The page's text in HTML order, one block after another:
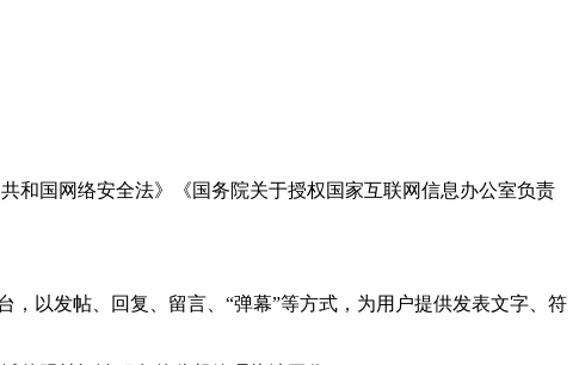
和国网络安全法》《国务院关于授权国家互联网信息办公室负责
以发帖、回复、留言、“弹幕”等方式，为用户提供发表文字、符